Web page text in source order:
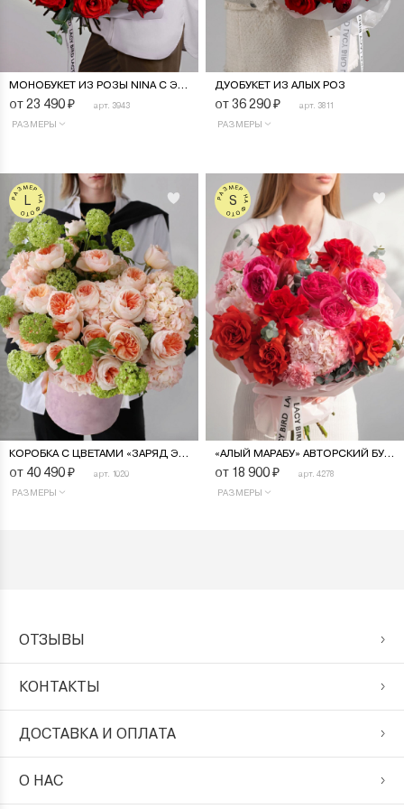
МОНОБУКЕТ ИЗ РОЗЫ NINA С ЭВКАЛИПТОМ
от 23 490₽ арт. 3943
РАЗМЕРЫ
ДУОБУКЕТ ИЗ АЛЫХ РОЗ
от 36 290₽ арт. 3811
РАЗМЕРЫ
РАЗМЕР НА ФОТО
L
КОРОБКА С ЦВЕТАМИ «ЗАРЯД ЭНЕРГИИ»
от 40 490₽ арт. 1020
РАЗМЕРЫ
РАЗМЕР НА ФОТО
S
«АЛЫЙ МАРАБУ» АВТОРСКИЙ БУКЕТ
от 18 900₽ арт. 4278
РАЗМЕРЫ
ОТЗЫВЫ
КОНТАКТЫ
ДОСТАВКА И ОПЛАТА
О НАС